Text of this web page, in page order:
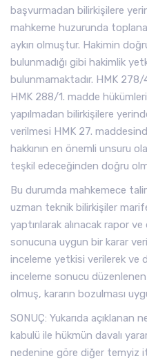
başvurmadan bilirkişilere
mahkeme huzurunda
aykırı olmuştur. Hakimin
bulunmadığı gibi hakimlik
bulunmamaktadır. HMK
HMK 288/1. madde
yapılmadan bilirkişilere
verilmesi HMK 27.
hakkının en önemli unsuru
teşkil edeceğinden doğru
Bu durumda mahkemece
uzman teknik bilirkişiler
yaptırılarak alınacak rapor
sonucuna uygun bir karar
inceleme yetkisi verilerek ve
inceleme sonucu düzenlenen
olmuş, kararın bozulması
SONUÇ: Yukarıda açıklanan
kabulü ile hükmün davalı
nedenine göre diğer temyiz